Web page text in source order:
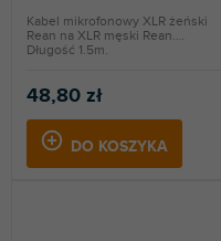
48,80 zł
DO KOSZYKA
Kabel mikrofonowy XLR żeński
Rean na XLR męski Rean.
Długość 1.5m.